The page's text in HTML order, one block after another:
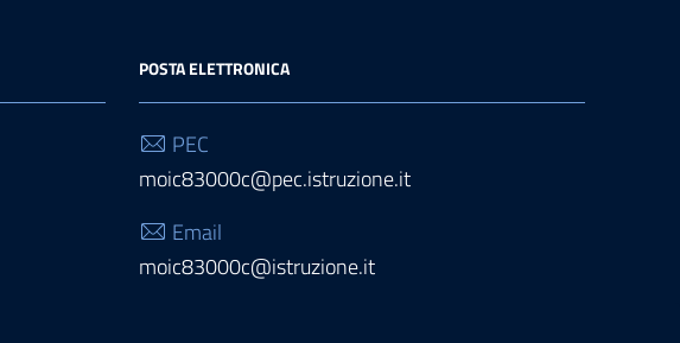
POSTA ELETTRONICA
PEC
moic83000c@pec.istruzione.it
Email
moic83000c@istruzione.it